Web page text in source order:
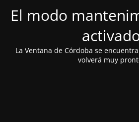
El modo
La Ventana de Córdoba se
volverá muy